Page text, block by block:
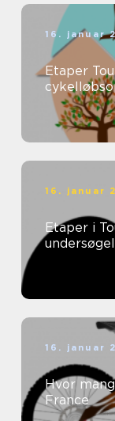
16. januar
Etaper
16. januar
Etaper i
16. januar
Hvor
France